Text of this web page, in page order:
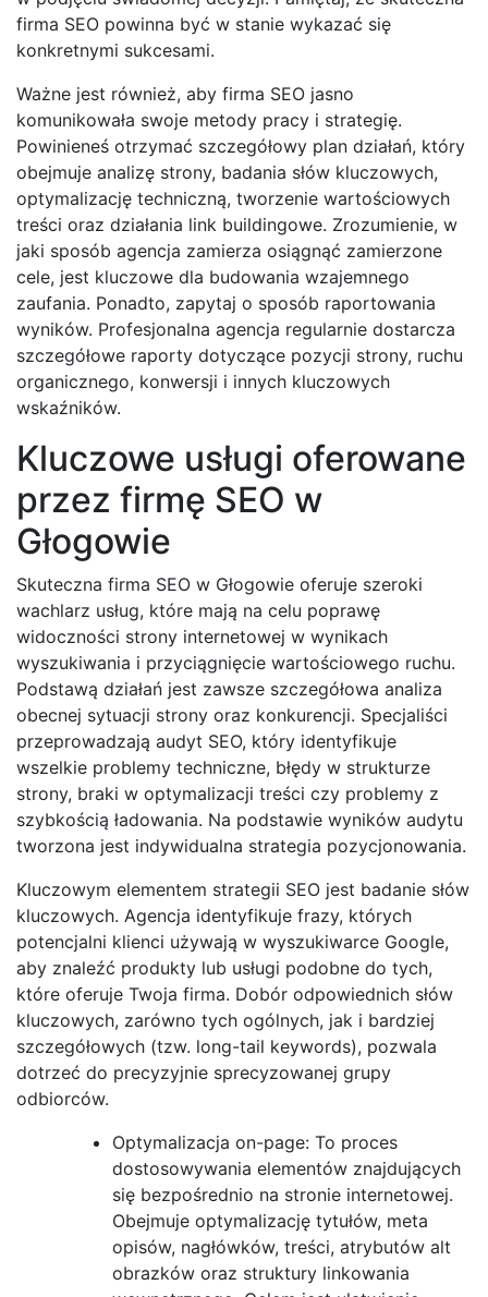
firma SEO powinna być w stanie wykazać się
konkretnymi sukcesami.
Ważne jest również, aby firma SEO jasno
komunikowała swoje metody pracy i strategię.
Powinieneś otrzymać szczegółowy plan działań, który
obejmuje analizę strony, badania słów kluczowych,
optymalizację techniczną, tworzenie wartościowych
treści oraz działania link buildingowe. Zrozumienie, w
jaki sposób agencja zamierza osiągnąć zamierzone
cele, jest kluczowe dla budowania wzajemnego
zaufania. Ponadto, zapytaj o sposób raportowania
wyników. Profesjonalna agencja regularnie dostarcza
szczegółowe raporty dotyczące pozycji strony, ruchu
organicznego, konwersji i innych kluczowych
wskaźników.
Kluczowe usługi oferowane
przez firmę SEO w
Głogowie
Skuteczna firma SEO w Głogowie oferuje szeroki
wachlarz usług, które mają na celu poprawę
widoczności strony internetowej w wynikach
wyszukiwania i przyciągnięcie wartościowego ruchu.
Podstawą działań jest zawsze szczegółowa analiza
obecnej sytuacji strony oraz konkurencji. Specjaliści
przeprowadzają audyt SEO, który identyfikuje
wszelkie problemy techniczne, błędy w strukturze
strony, braki w optymalizacji treści czy problemy z
szybkością ładowania. Na podstawie wyników audytu
tworzona jest indywidualna strategia pozycjonowania.
Kluczowym elementem strategii SEO jest badanie słów
kluczowych. Agencja identyfikuje frazy, których
potencjalni klienci używają w wyszukiwarce Google,
aby znaleźć produkty lub usługi podobne do tych,
które oferuje Twoja firma. Dobór odpowiednich słów
kluczowych, zarówno tych ogólnych, jak i bardziej
szczegółowych (tzw. long-tail keywords), pozwala
dotrzeć do precyzyjnie sprecyzowanej grupy
odbiorców.
Optymalizacja on-page: To proces
dostosowywania elementów znajdujących
się bezpośrednio na stronie internetowej.
Obejmuje optymalizację tytułów, meta
opisów, nagłówków, treści, atrybutów alt
obrazków oraz struktury linkowania